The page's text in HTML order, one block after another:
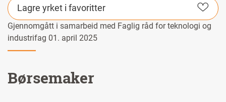
Lagre yrket i favoritter
Gjennomgått i samarbeid med Faglig råd for teknologi og
industrifag 01. april 2025
Børsemaker